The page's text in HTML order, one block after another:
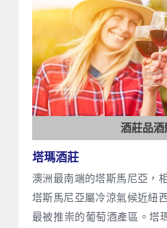
酒莊品
塔瑪酒莊
澳洲最南端的塔斯馬尼亞，
塔斯馬尼亞屬冷涼氣候近紐
最被推崇的葡萄酒產區。塔